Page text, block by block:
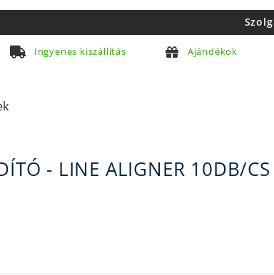
Ingyenes kiszállítás Ajándékok
- LINE ALIGNER 10DB/CS